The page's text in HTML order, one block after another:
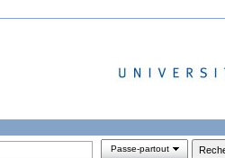
Passe-partout